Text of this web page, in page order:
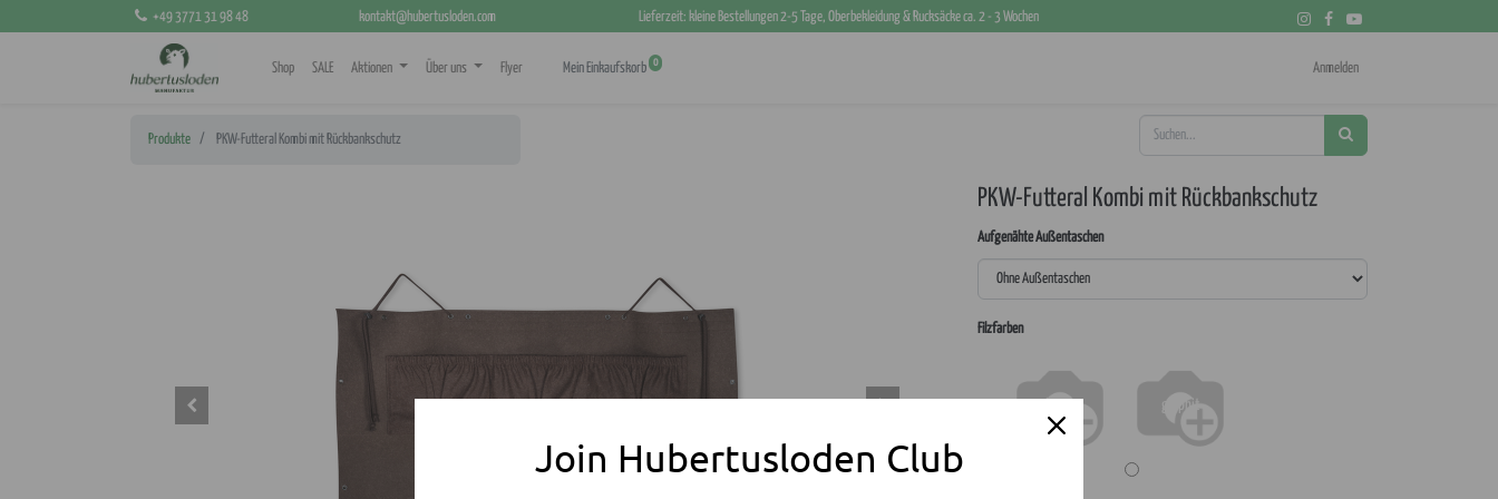
+49 3771 31 98 48 kontakt@hubertusloden.com Lieferzeit: kleine Bestellungen 2-5 Tage, Oberbekleidung & Rucksäcke ca. 2 - 3 Wochen
Shop SALE Aktionen Über uns Flyer Mein Einkaufskorb 0 Anmelden
Produkte PKW-Futteral Kombi mit Rückbankschutz
PKW-Futteral Kombi mit Rückbankschutz
Aufgenähte Außentaschen
Filzfarben
graphit
Join Hubertusloden Club